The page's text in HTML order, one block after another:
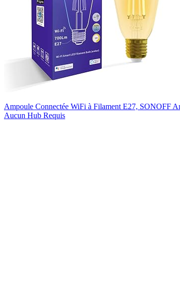
Ampoule Connectée WiFi à Filament E27, SONOFF
Aucun Hub Requis